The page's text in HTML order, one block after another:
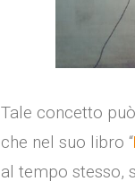
Tale concetto
che nel suo libro “
al tempo stesso,